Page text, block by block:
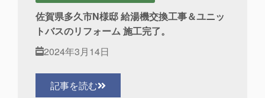
佐賀県多久市N様邸 給湯機交換工事＆ユニッ
トバスのリフォーム 施工完了。
2024年3月14日
記事を読む